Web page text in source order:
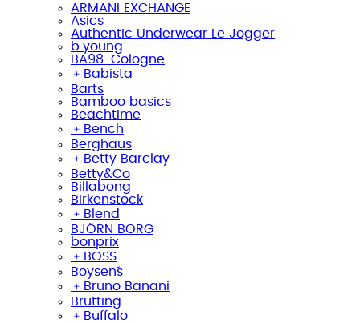
ARMANI EXCHANGE
Asics
Authentic Underwear Le Jogger
b.young
BA98-Cologne
﹢ Babista
Barts
Bamboo basics
Beachtime
﹢ Bench
Berghaus
﹢ Betty Barclay
Betty&Co
Billabong
Birkenstock
﹢ Blend
BJÖRN BORG
bonprix
﹢ BOSS
Boysen´s
﹢ Bruno Banani
Brütting
﹢ Buffalo